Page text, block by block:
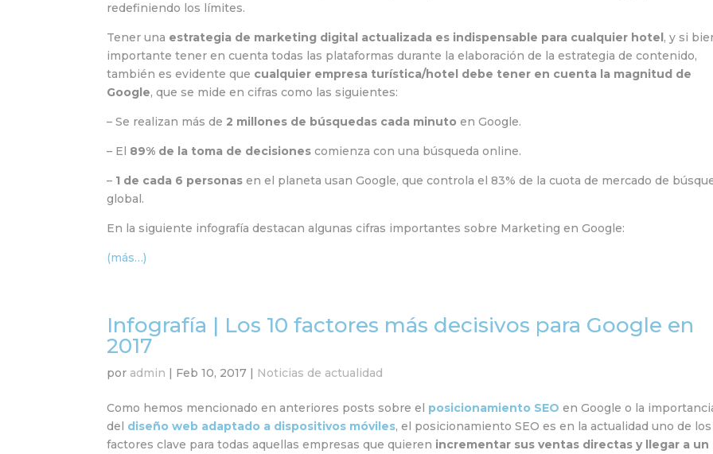
redefiniendo los límites.
Tener una estrategia de marketing digital actualizada es indispensable para cualquier hotel, y si
importante tener en cuenta todas las plataformas durante la elaboración de la estrategia de contenido,
también es evidente que cualquier empresa turística/hotel debe tener en cuenta la magnitud de
Google, que se mide en cifras como las siguientes:
– Se realizan más de 2 millones de búsquedas cada minuto en Google.
– El 89% de la toma de decisiones comienza con una búsqueda online.
– 1 de cada 6 personas en el planeta usan Google, que controla el 83% de la cuota de mercado de
global.
En la siguiente infografía destacan algunas cifras importantes sobre Marketing en Google:
(más…)
Infografía | Los 10 factores más decisivos para Google en
2017
por admin | Feb 10, 2017 | Noticias de actualidad
Como hemos mencionado en anteriores posts sobre el posicionamiento SEO en Google o la
del diseño web adaptado a dispositivos móviles, el posicionamiento SEO es en la actualidad uno de los
factores clave para todas aquellas empresas que quieren incrementar sus ventas directas y llegar a un